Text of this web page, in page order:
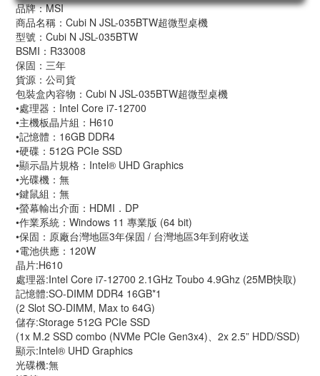
品牌：MSI
商品名稱：Cubi N JSL-035BTW超微型桌機
型號：Cubi N JSL-035BTW
BSMI：R33008
保固：三年
貨源：公司貨
包裝盒內容物：Cubi N JSL-035BTW超微型桌機
•處理器：Intel Core i7-12700
•主機板晶片組：H610
•記憶體：16GB DDR4
•硬碟：512G PCIe SSD
•顯示晶片規格：Intel® UHD Graphics
•光碟機：無
•鍵鼠組：無
•螢幕輸出介面：HDMI．DP
•作業系統：Windows 11 專業版 (64 bit)
•保固：原廠台灣地區3年保固 / 台灣地區3年到府收送
•電池供應：120W
晶片:H610
處理器:Intel Core i7-12700 2.1GHz Toubo 4.9Ghz (25MB快取)
記憶體:SO-DIMM DDR4 16GB*1
(2 Slot SO-DIMM, Max to 64G)
儲存:Storage 512G PCIe SSD
(1x M.2 SSD combo (NVMe PCIe Gen3x4)、2x 2.5” HDD/SSD)
顯示:Intel® UHD Graphics
光碟機:無